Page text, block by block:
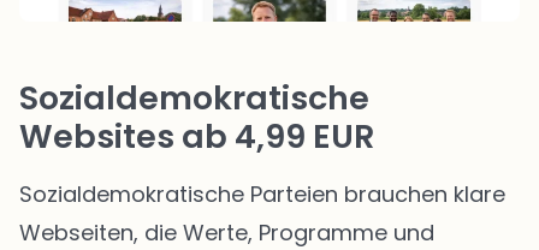
Sozialdemokratische
Websites ab 4,99 EUR
Sozialdemokratische Parteien brauchen klare
Webseiten, die Werte, Programme und